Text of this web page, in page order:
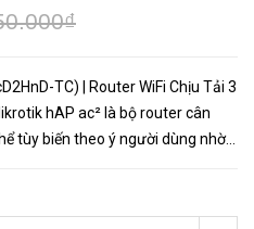
TC) | Router WiFi Chịu Tải 3
hAP ac² là bộ router cân
tùy biến theo ý người dùng nhờ